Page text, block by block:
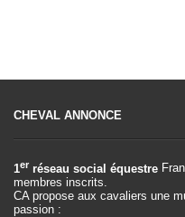
CHEVAL ANNONCE
1er réseau social équestre
membres inscrits.
CA propose aux cavaliers une
passion :